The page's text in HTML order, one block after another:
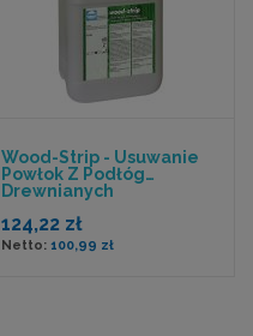
Wood-Strip - Usuwanie
Powłok Z Podłóg
Drewnianych
124,22 zł
100,99 zł